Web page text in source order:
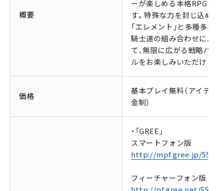
概要
ーが楽しめる本格RPGで
す。特殊な力を封じ込め
「エレメント」と多種多彩
騎士達の組み合わせによ
て、無限に広がる戦略バ
ルをお楽しみいただけま
価格
基本プレイ無料（アイテ
金制）
・「GREE」
スマートフォン版
http://mpf.gree.jp/
フィーチャーフォン版